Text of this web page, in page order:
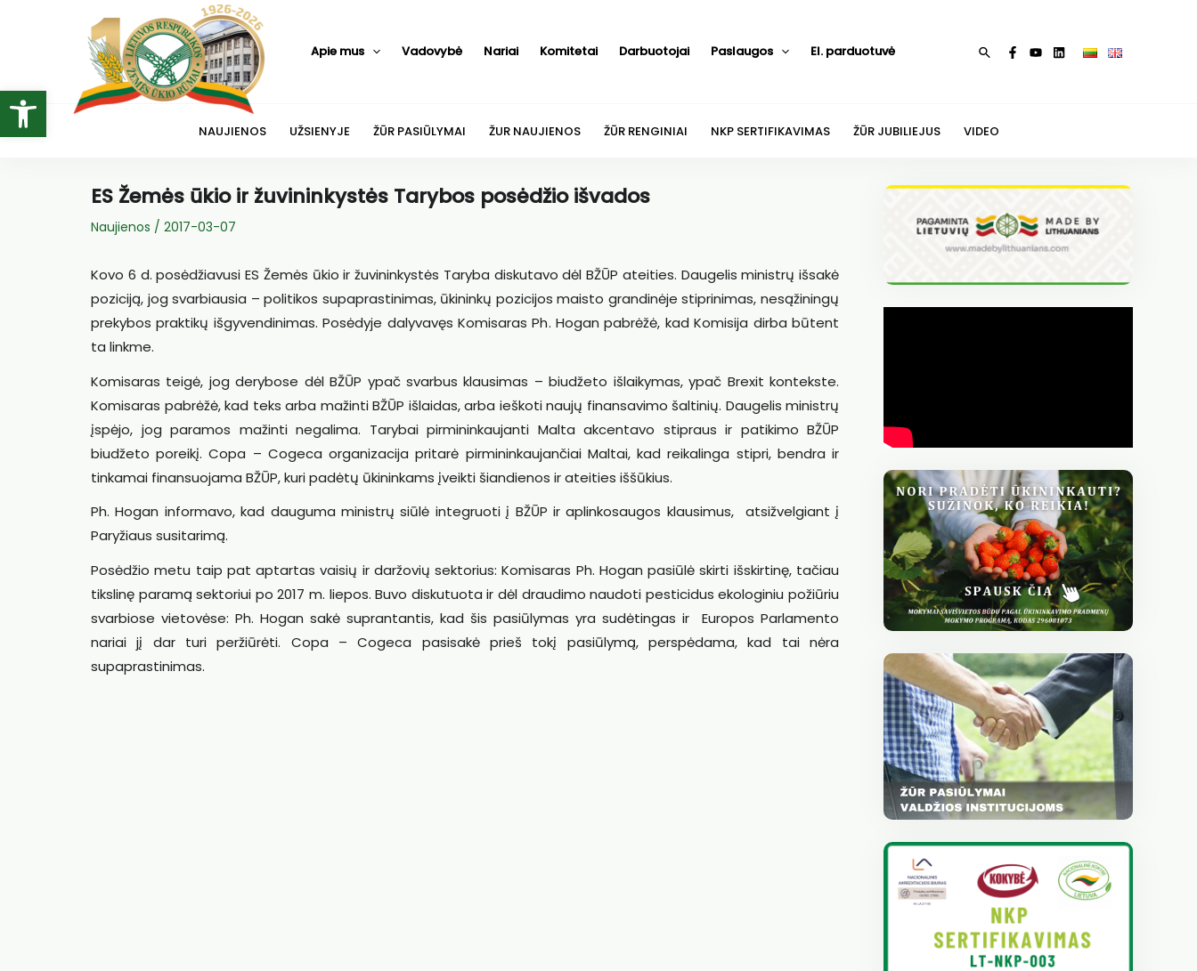
Open toolbar
Apie mus Vadovybė Nariai Komitetai Darbuotojai Paslaugos El. parduotuvė Paieška
NAUJIENOS UŽSIENYJE ŽŪR PASIŪLYMAI ŽUR NAUJIENOS ŽŪR RENGINIAI NKP SERTIFIKAVIMAS ŽŪR JUBILIEJUS VIDEO
ES Žemės ūkio ir žuvininkystės Tarybos posėdžio išvados
Naujienos / 2017-03-07
Kovo 6 d. posėdžiavusi ES Žemės ūkio ir žuvininkystės Taryba diskutavo dėl BŽŪP ateities. Daugelis ministrų išsakė
poziciją, jog svarbiausia – politikos supaprastinimas, ūkininkų pozicijos maisto grandinėje stiprinimas, nesąžiningų
prekybos praktikų išgyvendinimas. Posėdyje dalyvavęs Komisaras Ph. Hogan pabrėžė, kad Komisija dirba būtent
ta linkme.
Komisaras teigė, jog derybose dėl BŽŪP ypač svarbus klausimas – biudžeto išlaikymas, ypač Brexit kontekste.
Komisaras pabrėžė, kad teks arba mažinti BŽŪP išlaidas, arba ieškoti naujų finansavimo šaltinių. Daugelis ministrų
įspėjo, jog paramos mažinti negalima. Tarybai pirmininkaujanti Malta akcentavo stipraus ir patikimo BŽŪP
biudžeto poreikį. Copa – Cogeca organizacija pritarė pirmininkaujančiai Maltai, kad reikalinga stipri, bendra ir
tinkamai finansuojama BŽŪP, kuri padėtų ūkininkams įveikti šiandienos ir ateities iššūkius.
Ph. Hogan informavo, kad dauguma ministrų siūlė integruoti į BŽŪP ir aplinkosaugos klausimus, atsižvelgiant į
Paryžiaus susitarimą.
Posėdžio metu taip pat aptartas vaisių ir daržovių sektorius: Komisaras Ph. Hogan pasiūlė skirti išskirtinę, tačiau
tikslinę paramą sektoriui po 2017 m. liepos. Buvo diskutuota ir dėl draudimo naudoti pesticidus ekologiniu požiūriu
svarbiose vietovėse: Ph. Hogan sakė suprantantis, kad šis pasiūlymas yra sudėtingas ir Europos Parlamento
nariai jį dar turi peržiūrėti. Copa – Cogeca pasisakė prieš tokį pasiūlymą, perspėdama, kad tai nėra
supaprastinimas.